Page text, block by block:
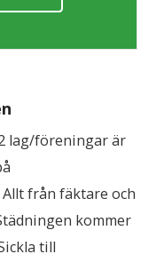
lag/föreningar är
från fäktare och
kommer
till